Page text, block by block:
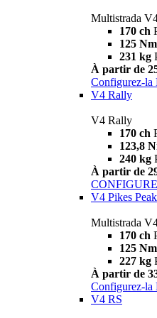
Multistrada
170 ch
125 Nm
231 kg
À partir de
Configurez-la
V4 Rally
V4 Rally
170 ch
123,8
240 kg
À partir de
V4 Pikes Peak
Multistrada
170 ch
125 Nm
227 kg
À partir de
Configurez-la
V4 RS